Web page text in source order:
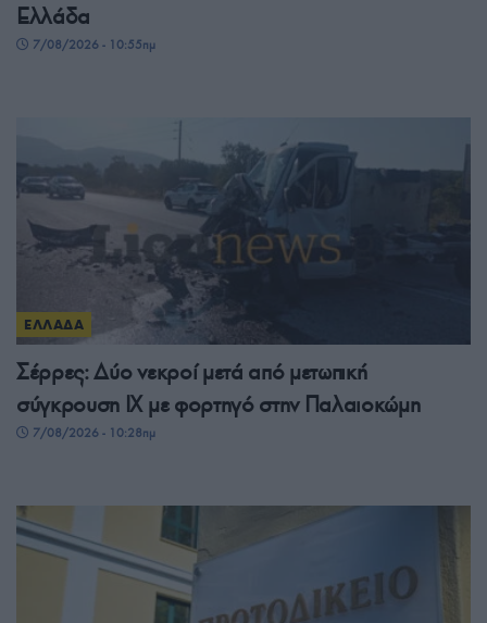
Ελλάδα
7/08/2026 - 10:55πμ
ΕΛΛΑΔΑ
Σέρρες: Δύο νεκροί μετά από μετωπική
σύγκρουση ΙΧ με φορτηγό στην Παλαιοκώμη
7/08/2026 - 10:28πμ